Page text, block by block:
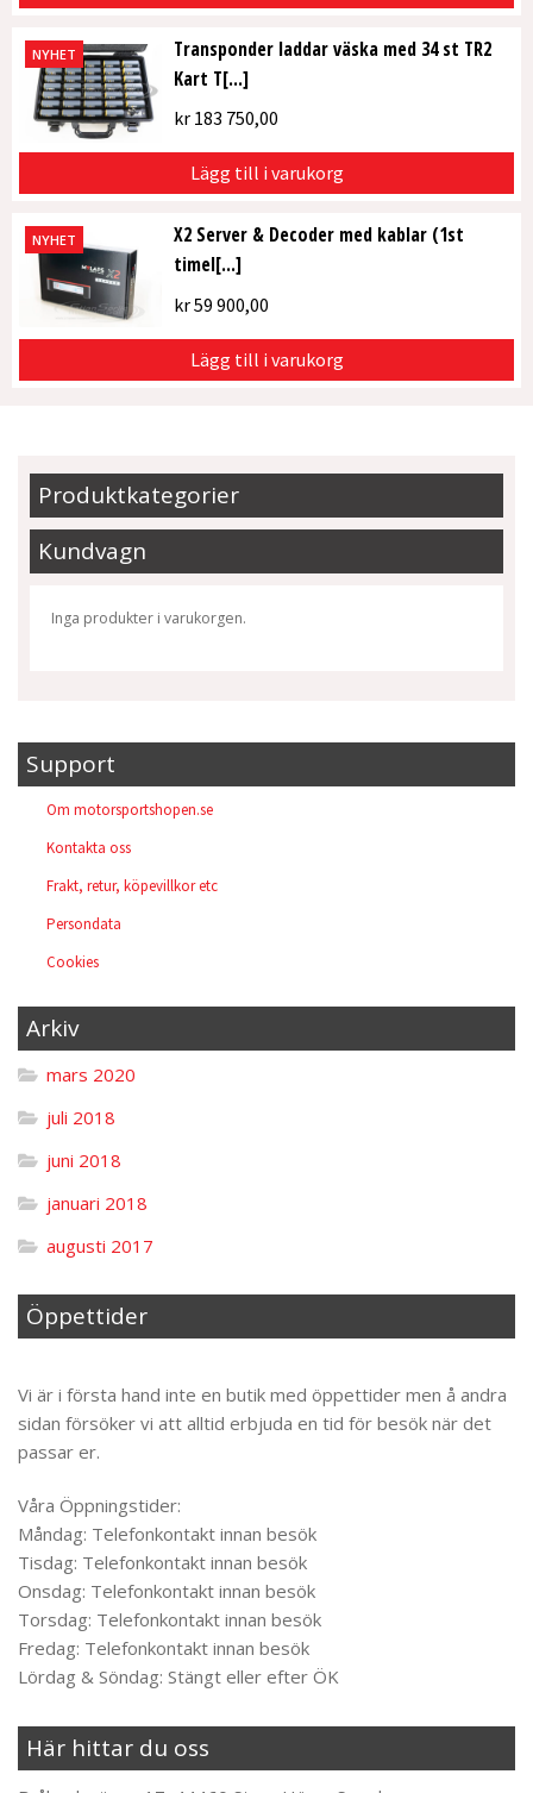
NYHET
Transponder laddar väska med 34 st TR2
Kart T[...]
kr183 750,00
Lägg till i varukorg
NYHET
X2 Server & Decoder med kablar (1st
timel[...]
kr59 900,00
Lägg till i varukorg
Produktkategorier
Kundvagn
Inga produkter i varukorgen.
Support
Om motorsportshopen.se
Kontakta oss
Frakt, retur, köpevillkor etc
Persondata
Cookies
Arkiv
mars 2020
juli 2018
juni 2018
januari 2018
augusti 2017
Öppettider
Vi är i första hand inte en butik med öppettider men å andra
sidan försöker vi att alltid erbjuda en tid för besök när det
passar er.
Våra Öppningstider:
Måndag: Telefonkontakt innan besök
Tisdag: Telefonkontakt innan besök
Onsdag: Telefonkontakt innan besök
Torsdag: Telefonkontakt innan besök
Fredag: Telefonkontakt innan besök
Lördag & Söndag: Stängt eller efter ÖK
Här hittar du oss